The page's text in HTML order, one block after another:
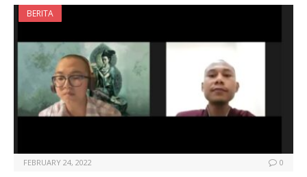
BERITA
FEBRUARY 24, 2022 0